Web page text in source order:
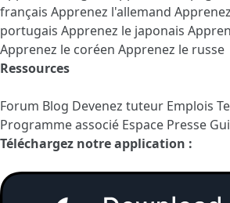
français Apprenez l'allemand
portugais Apprenez le japonais
Apprenez le coréen Apprenez le russe
Ressources
Forum Blog Devenez tuteur Emplois
Programme associé Espace Presse
Téléchargez notre application :